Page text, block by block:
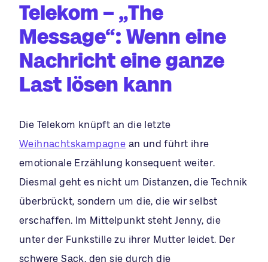
Telekom – „The
Message“: Wenn eine
Nachricht eine ganze
Last lösen kann
Die Telekom knüpft an die letzte
Weihnachtskampagne an und führt ihre
emotionale Erzählung konsequent weiter.
Diesmal geht es nicht um Distanzen, die Technik
überbrückt, sondern um die, die wir selbst
erschaffen. Im Mittelpunkt steht Jenny, die
unter der Funkstille zu ihrer Mutter leidet. Der
schwere Sack, den sie durch die